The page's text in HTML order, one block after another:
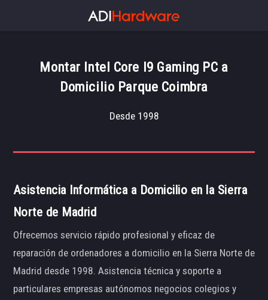
Montar Intel Core I9 Gaming PC a
Domicilio Parque Coimbra
Desde 1998
Asistencia Informática a Domicilio en la Sierra
Norte de Madrid
Ofrecemos servicio rápido profesional y eficaz de
reparación de ordenadores a domicilio en la Sierra Norte de
Madrid desde 1998. Asistencia técnica y soporte a
particulares empresas autónomos negocios colegios y